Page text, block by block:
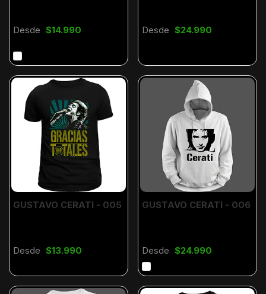
Desde $14.990 Desde $24.990
GUSTAVO CERATI - 005
Desde $13.990
GUSTAVO CERATI - 006
Desde $24.990